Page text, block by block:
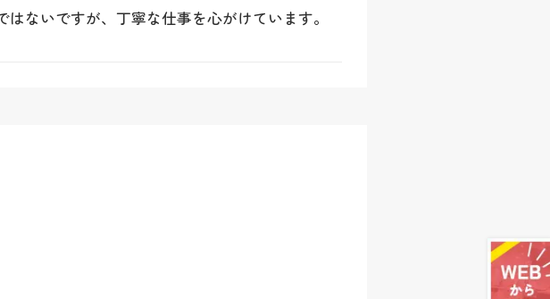
ないですが、丁寧な仕事を心がけています。